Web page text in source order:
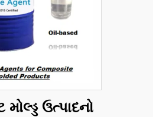
મોલ્ડ્ડ ઉત્પાદનો